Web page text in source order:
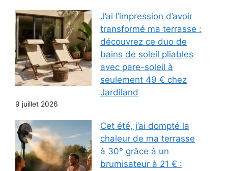
J’ai l’impression d’avoir
transformé ma terrasse :
découvrez ce duo de
bains de soleil pliables
avec pare-soleil à
seulement 49 € chez
Jardiland
9 juillet 2026
Cet été, j’ai dompté la
chaleur de ma terrasse
à 30° grâce à un
brumisateur à 21 € :